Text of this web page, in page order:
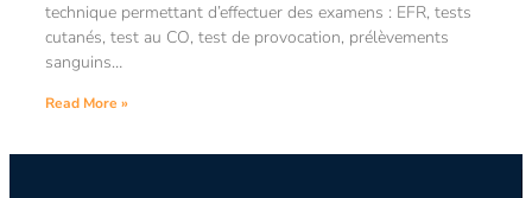
technique permettant d’effectuer des examens : EFR, tests
cutanés, test au CO, test de provocation, prélèvements
sanguins…
Read More »